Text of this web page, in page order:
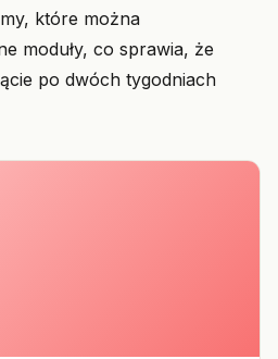
które można
moduły, co sprawia, że
po dwóch tygodniach